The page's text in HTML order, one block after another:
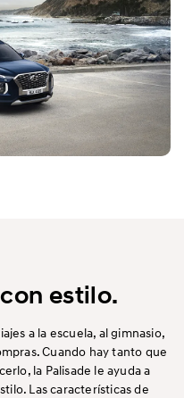
estilo.
a la escuela, al gimnasio,
Cuando hay tanto que
la Palisade le ayuda a
Las características de